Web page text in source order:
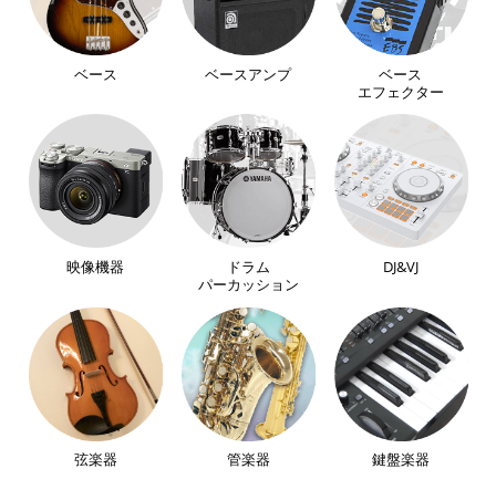
ベース ベースアンプ
ベース
エフェクター
映像機器
ドラム
パーカッション
DJ&VJ
弦楽器 管楽器 鍵盤楽器